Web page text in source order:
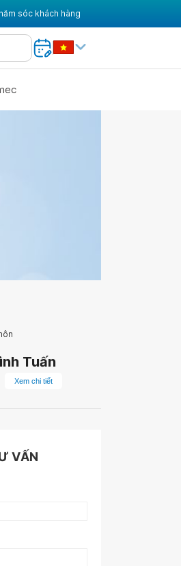
sóc khách hàng
Tuấn
Xem chi tiết
VẤN